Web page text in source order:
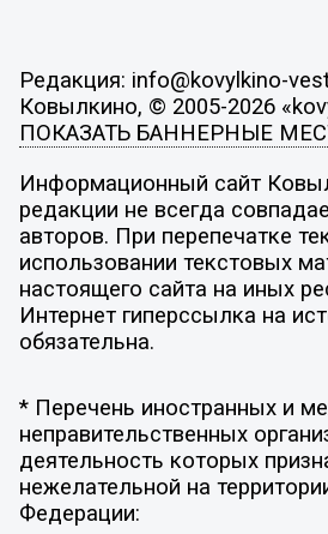
Редакция: info@kovylkino-
Ковылкино, © 2005-2026
ПОКАЗАТЬ БАННЕРНЫЕ
Информационный сайт
редакции не всегда
авторов. При перепечатке
использовании текстовых
настоящего сайта на иных
Интернет гиперссылка на
обязательна.
* Перечень иностранных и
неправительственных
деятельность которых
нежелательной на
Федерации: